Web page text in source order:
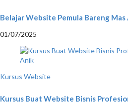
Belajar Website Pemula Bareng Mas
01/07/2025
Kursus Website
Kursus Buat Website Bisnis